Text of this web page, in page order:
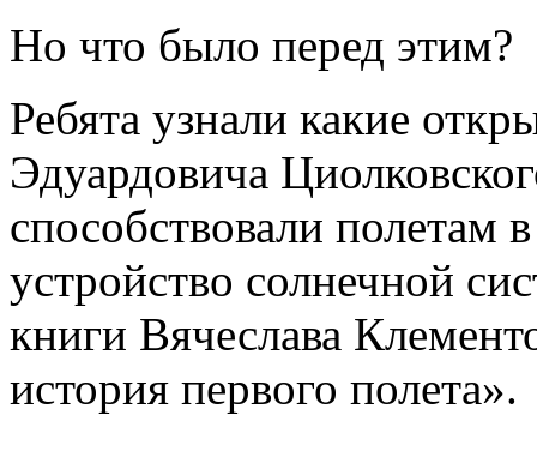
Но что было перед этим?
Ребята узнали какие
Эдуардовича
способствовали полетам
устройство солнечной
книги Вячеслава
история первого полета».